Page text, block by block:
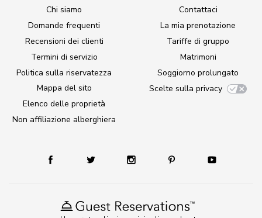
Chi siamo
Domande frequenti
Recensioni dei clienti
Termini di servizio
Politica sulla riservatezza
Mappa del sito
Elenco delle proprietà
Non affiliazione alberghiera
Contattaci
La mia prenotazione
Tariffe di gruppo
Matrimoni
Soggiorno prolungato
Scelte sulla privacy